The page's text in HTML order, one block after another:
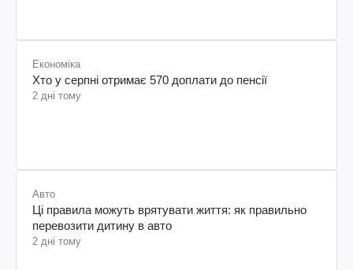
Економіка
Хто у серпні отримає 570 доплати до пенсії
2 дні тому
Авто
Ці правила можуть врятувати життя: як правильно
перевозити дитину в авто
2 дні тому